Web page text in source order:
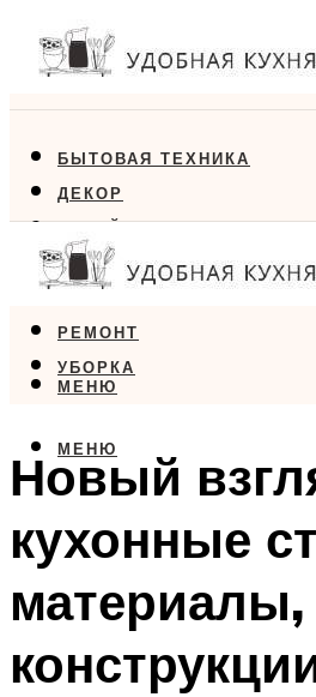
БЫТОВАЯ ТЕХНИКА
ДЕКОР
ДИЗАЙН
ЕДА
РЕМОНТ
УБОРКА
МЕНЮ
МЕНЮ
Новый
кухонные